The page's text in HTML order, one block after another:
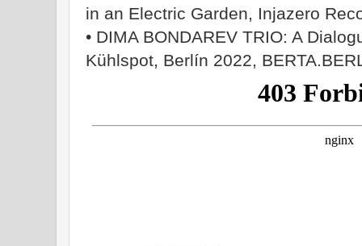
in an Electric Garden, Injazero
• DIMA BONDAREV TRIO: A
Kühlspot, Berlín 2022,